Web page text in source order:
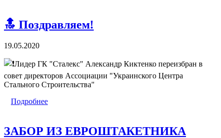
🔝 Поздравляем!
19.05.2020
Лидер ГК "Сталекс" Александр Киктенко переизбран в
совет директоров Ассоциации "Украинского Центра
Стального Строительства"
Подробнее
ЗАБОР ИЗ ЕВРОШТАКЕТНИКА